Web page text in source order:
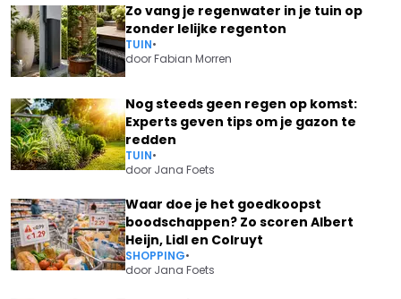
Zo vang je regenwater in je tuin op
zonder lelijke regenton
TUIN•
doorFabian Morren
Nog steeds geen regen op komst:
Experts geven tips om je gazon te
redden
TUIN•
door Jana Foets
Waar doe je het goedkoopst
boodschappen? Zo scoren Albert
Heijn, Lidl en Colruyt
SHOPPING•
door Jana Foets